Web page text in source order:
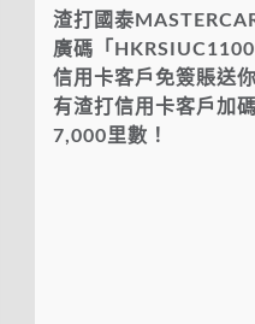
渣打國泰
廣碼「
信用卡客戶免簽賬送
有渣打信用卡客戶加
7,000里數！